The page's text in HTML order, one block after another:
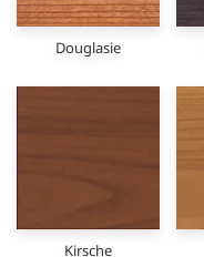
Douglasie
Kirsche